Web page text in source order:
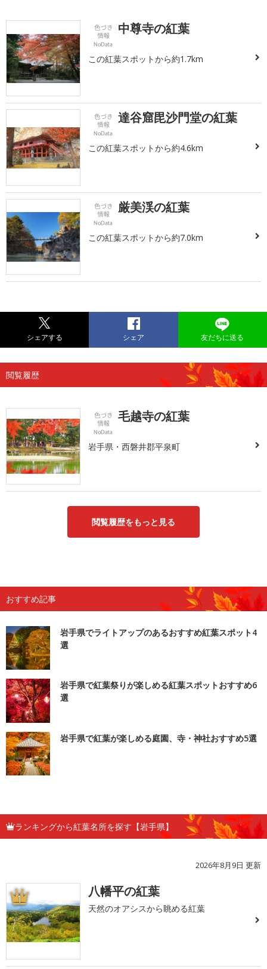
中尊寺の紅葉
この紅葉スポットから約1.7km
達谷窟毘沙門堂の紅葉
この紅葉スポットから約4.6km
厳美渓の紅葉
この紅葉スポットから約7.0km
シェアする シェア 友だちに送る
閲覧履歴
毛越寺の紅葉
岩手県・西磐井郡平泉町
閲覧履歴をもっと見る
おすすめ記事
岩手県でライトアップのあるおすすめ紅葉スポット4
選
岩手県で紅葉祭りが楽しめる紅葉スポットおすすめ6
選
岩手県で紅葉が楽しめる庭園、寺・神社おすすめ5選
ランキングから紅葉名所を探す【岩手県】
2026年8月9日 更新
1 八幡平の紅葉
天然のオアシスから眺める紅葉